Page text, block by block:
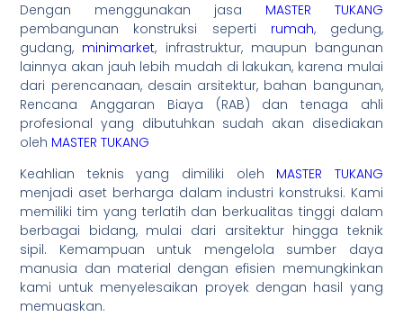
Dengan menggunakan jasa MASTER TUKANG
pembangunan konstruksi seperti rumah, gedung,
gudang, minimarket, infrastruktur, maupun bangunan
lainnya akan jauh lebih mudah di lakukan, karena mulai
dari perencanaan, desain arsitektur, bahan bangunan,
Rencana Anggaran Biaya (RAB) dan tenaga ahli
profesional yang dibutuhkan sudah akan disediakan
oleh MASTER TUKANG
Keahlian teknis yang dimiliki oleh MASTER TUKANG
menjadi aset berharga dalam industri konstruksi. Kami
memiliki tim yang terlatih dan berkualitas tinggi dalam
berbagai bidang, mulai dari arsitektur hingga teknik
sipil. Kemampuan untuk mengelola sumber daya
manusia dan material dengan efisien memungkinkan
kami untuk menyelesaikan proyek dengan hasil yang
memuaskan.